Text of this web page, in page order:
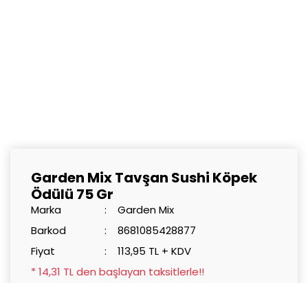
Garden Mix Tavşan Sushi Köpek
Ödülü 75 Gr
Marka
Garden Mix
Barkod
8681085428877
Fiyat
113,95 TL + KDV
* 14,31 TL den başlayan taksitlerle!!